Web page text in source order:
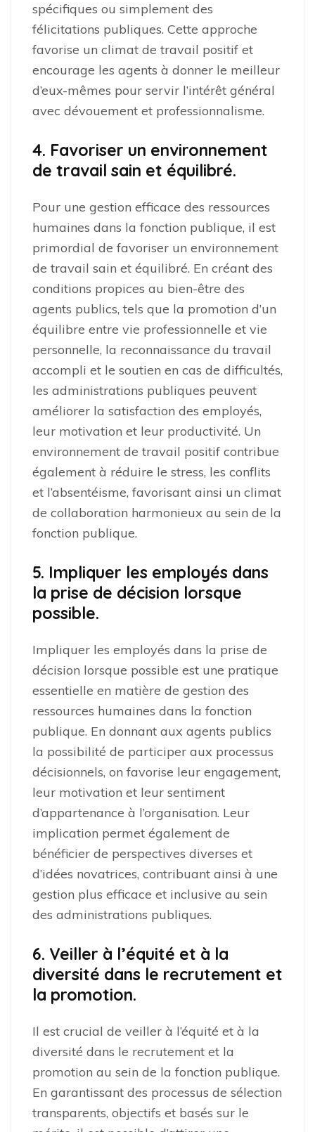
spécifiques ou simplement des
félicitations publiques. Cette approche
favorise un climat de travail positif et
encourage les agents à donner le meilleur
d’eux-mêmes pour servir l’intérêt général
avec dévouement et professionnalisme.
4. Favoriser un environnement
de travail sain et équilibré.
Pour une gestion efficace des ressources
humaines dans la fonction publique, il est
primordial de favoriser un environnement
de travail sain et équilibré. En créant des
conditions propices au bien-être des
agents publics, tels que la promotion d’un
équilibre entre vie professionnelle et vie
personnelle, la reconnaissance du travail
accompli et le soutien en cas de difficultés,
les administrations publiques peuvent
améliorer la satisfaction des employés,
leur motivation et leur productivité. Un
environnement de travail positif contribue
également à réduire le stress, les conflits
et l’absentéisme, favorisant ainsi un climat
de collaboration harmonieux au sein de la
fonction publique.
5. Impliquer les employés dans
la prise de décision lorsque
possible.
Impliquer les employés dans la prise de
décision lorsque possible est une pratique
essentielle en matière de gestion des
ressources humaines dans la fonction
publique. En donnant aux agents publics
la possibilité de participer aux processus
décisionnels, on favorise leur engagement,
leur motivation et leur sentiment
d’appartenance à l’organisation. Leur
implication permet également de
bénéficier de perspectives diverses et
d’idées novatrices, contribuant ainsi à une
gestion plus efficace et inclusive au sein
des administrations publiques.
6. Veiller à l’équité et à la
diversité dans le recrutement et
la promotion.
Il est crucial de veiller à l’équité et à la
diversité dans le recrutement et la
promotion au sein de la fonction publique.
En garantissant des processus de sélection
transparents, objectifs et basés sur le